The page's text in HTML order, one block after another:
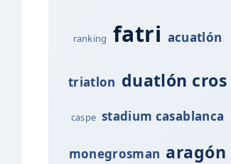
ranking fatri acuatlón
triatlon duatlón cros
caspe stadium casablanca
monegrosman aragón